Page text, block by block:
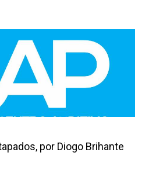
por Diogo Brihante